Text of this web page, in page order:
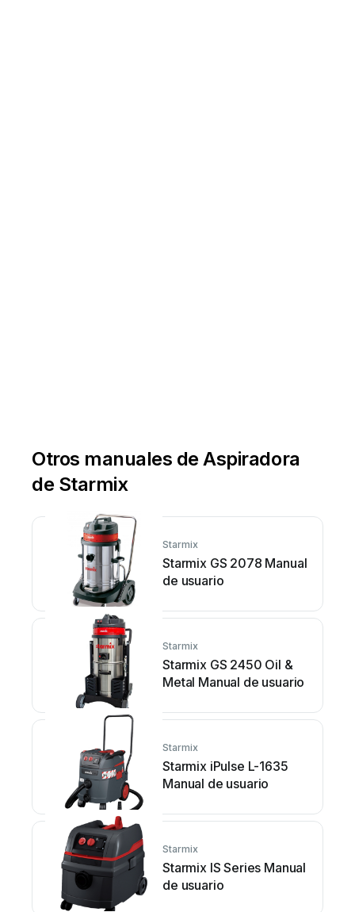
Otros manuales de Aspiradora
de Starmix
Starmix
Starmix GS 2078 Manual
de usuario
Starmix
Starmix GS 2450 Oil &
Metal Manual de usuario
Starmix
Starmix iPulse L-1635
Manual de usuario
Starmix
Starmix IS Series Manual
de usuario